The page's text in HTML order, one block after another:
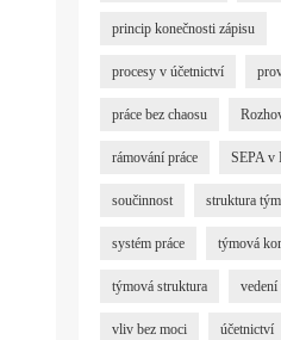
princip konečnosti zápisu
procesy v účetnictví
práce bez chaosu
rámování práce SEPA v
součinnost struktura
systém práce týmová
týmová struktura
vliv bez moci účetnictví